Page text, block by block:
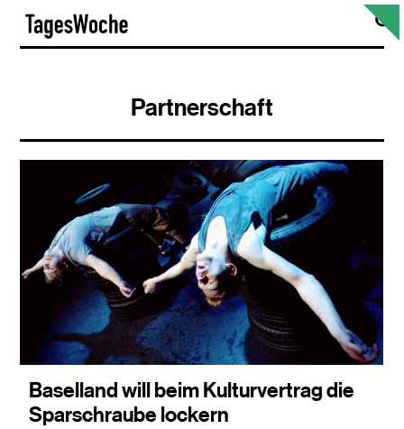
Skip
content
Partnerschaft
Baselland will beim Kulturvertrag die
Sparschraube lockern